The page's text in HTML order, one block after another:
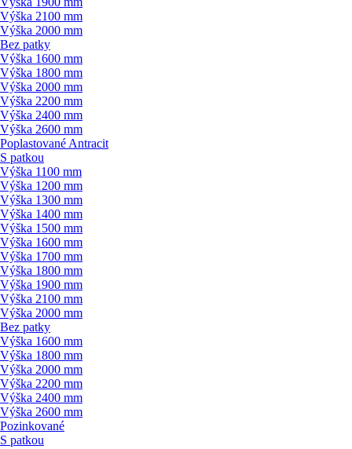
Výška 2100 mm
Výška 2000 mm
Bez patky
Výška 1600 mm
Výška 1800 mm
Výška 2000 mm
Výška 2200 mm
Výška 2400 mm
Výška 2600 mm
Poplastované Antracit
S patkou
Výška 1100 mm
Výška 1200 mm
Výška 1300 mm
Výška 1400 mm
Výška 1500 mm
Výška 1600 mm
Výška 1700 mm
Výška 1800 mm
Výška 1900 mm
Výška 2100 mm
Výška 2000 mm
Bez patky
Výška 1600 mm
Výška 1800 mm
Výška 2000 mm
Výška 2200 mm
Výška 2400 mm
Výška 2600 mm
Pozinkované
S patkou